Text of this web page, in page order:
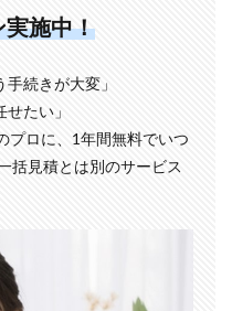
実施中！
続きが大変」
たい」
プロに、1年間無料でいつ
括見積とは別のサービス